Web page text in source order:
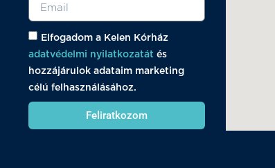
Elfogadom a Kelen Kórház
adatvédelmi nyilatkozatát és
hozzájárulok adataim marketing
célú felhasználásához.
Feliratkozom